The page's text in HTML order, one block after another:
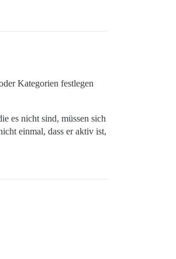
Kategorien festlegen
es nicht sind, müssen sich
einmal, dass er aktiv ist,